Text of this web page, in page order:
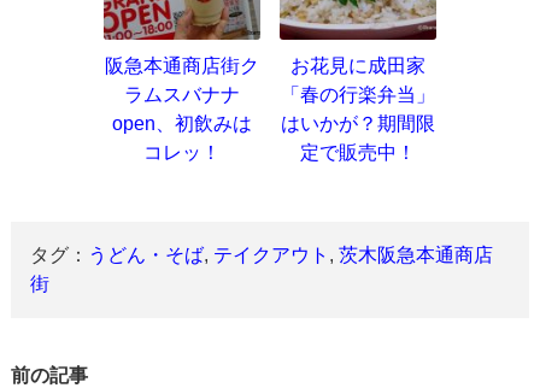
阪急本通商店街ク
ラムスバナナ
open、初飲みは
コレッ！
お花見に成田家
「春の行楽弁当」
はいかが？期間限
定で販売中！
タグ： うどん・そば, テイクアウト ,茨木阪急本通商店
街
前の記事